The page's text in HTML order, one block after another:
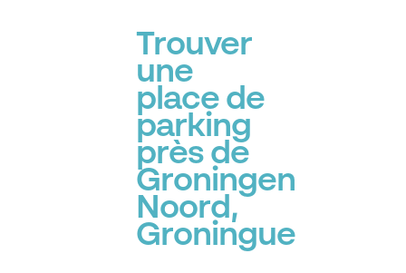
Trouver
une
place de
parking
près de
Groningen
Noord,
Groningue